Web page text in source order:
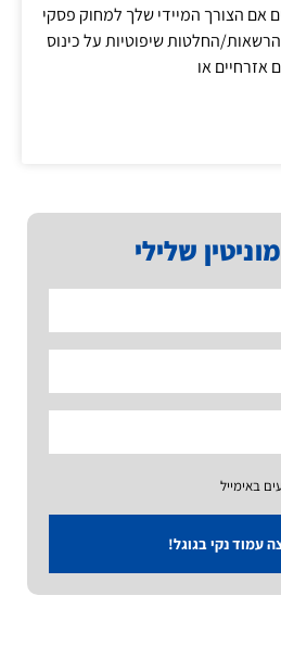
שלילי
באימייל
עמוד נקי בגוגל!
אם הצורך המיידי שלך למחוק פסקי
החלטות שיפוטיות על כינוס
אזרחיים או